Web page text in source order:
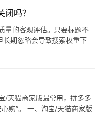
吗？
量的客观评估。只要标题不
长期忽略会导致搜索权重下
/天猫商家版最常用，拼多多
购”。 一、淘宝/天猫商家版